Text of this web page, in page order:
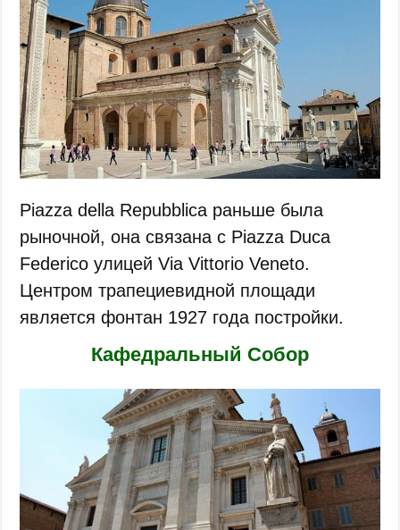
Piazza della Repubblica раньше была
рыночной, она связана с Piazza Duca
Federico улицей Via Vittorio Veneto.
Центром трапециевидной площади
является фонтан 1927 года постройки.
Кафедральный Собор